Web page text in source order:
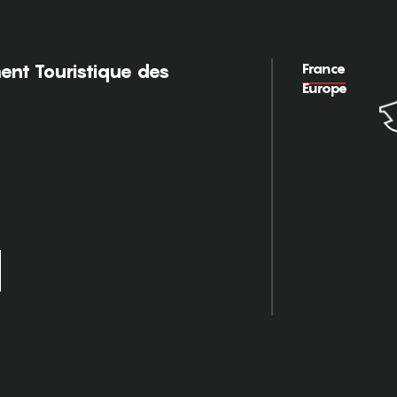
Touristique des
France
Europe